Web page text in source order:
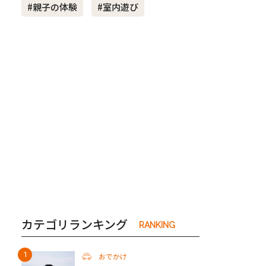
夫婦
#親子の体験
#室内遊び
カテゴリランキング RANKING
おでかけ